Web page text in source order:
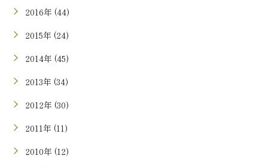
2016年 (44)
2015年 (24)
2014年 (45)
2013年 (34)
2012年 (30)
2011年 (11)
2010年 (12)